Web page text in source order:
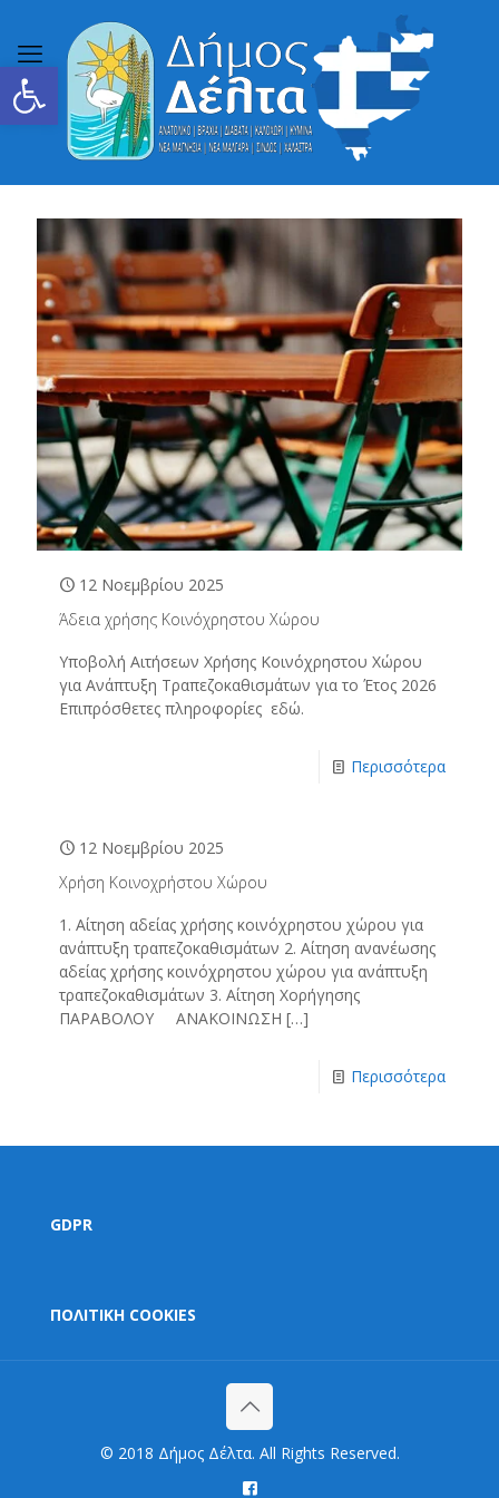
Ανοίξτε τη γραμμή εργαλείων
12 Νοεμβρίου 2025
Άδεια χρήσης Κοινόχρηστου Χώρου
Υποβολή Αιτήσεων Χρήσης Κοινόχρηστου Χώρου
για Ανάπτυξη Τραπεζοκαθισμάτων για το Έτος 2026
Επιπρόσθετες πληροφορίες εδώ.
Περισσότερα
12 Νοεμβρίου 2025
Χρήση Κοινοχρήστου Χώρου
1. Αίτηση αδείας χρήσης κοινόχρηστου χώρου για
ανάπτυξη τραπεζοκαθισμάτων 2. Αίτηση ανανέωσης
αδείας χρήσης κοινόχρηστου χώρου για ανάπτυξη
τραπεζοκαθισμάτων 3. Αίτηση Χορήγησης
ΠΑΡΑΒΟΛΟΥ ΑΝΑΚΟΙΝΩΣΗ […]
Περισσότερα
GDPR
ΠΟΛΙΤΙΚΗ COOKIES
© 2018 Δήμος Δέλτα. All Rights Reserved.